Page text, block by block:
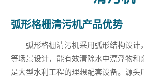
弧形格栅清污机产品优势
弧形格栅清污机采用弧形结构设计
等场景设计，能有效清除水中漂浮物和
是大型水利工程的理想配套设备。源头